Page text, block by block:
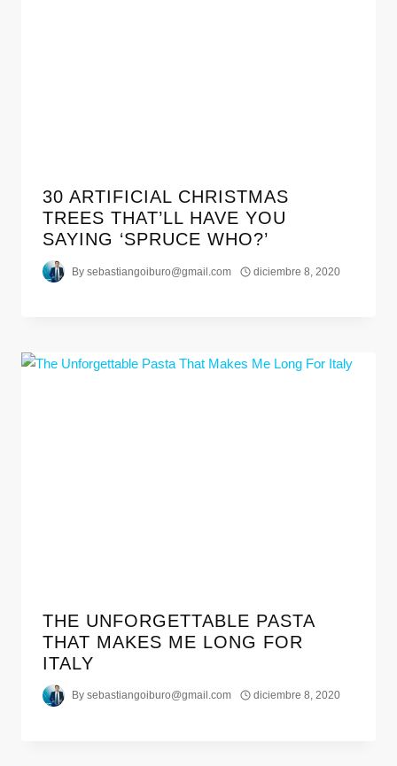
30 ARTIFICIAL CHRISTMAS
TREES THAT’LL HAVE YOU
SAYING ‘SPRUCE WHO?’
By sebastiangoiburo@gmail.com diciembre 8, 2020
THE UNFORGETTABLE PASTA
THAT MAKES ME LONG FOR
ITALY
By sebastiangoiburo@gmail.com diciembre 8, 2020